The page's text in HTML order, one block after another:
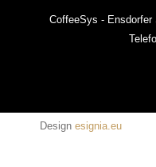
CoffeeSys - Ensdorfer
Design esignia.eu